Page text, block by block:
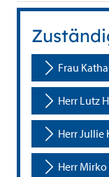
Frau
Herr Lutz
Herr Jullie
Herr